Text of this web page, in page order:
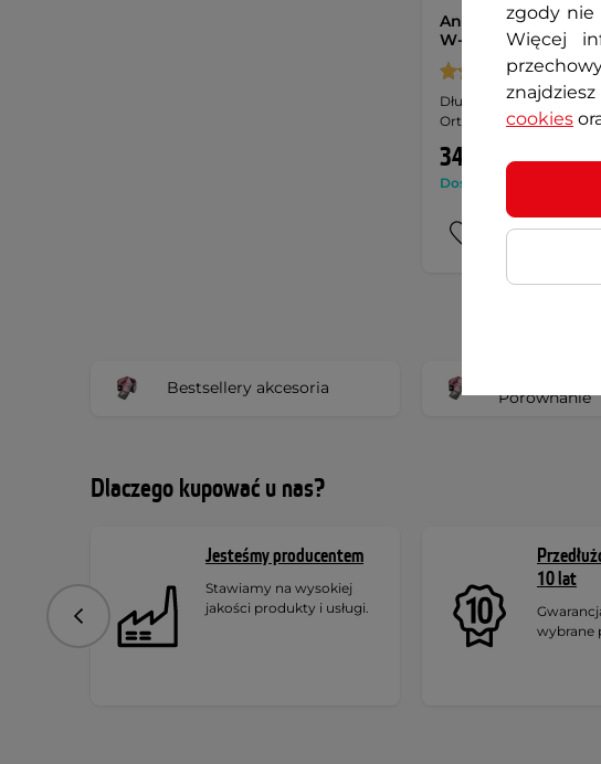
Anatomiczne
W-TEC Ortholite®
5(1)
Długotrwała absorpcja
Ortholite® z powłoką
34,90 zł
Dostępny – 11.8. u Ciebie
Bestsellery akcesoria
Porównanie
Dlaczego kupować u nas?
Jesteśmy producentem
Stawiamy na wysokiej
jakości produkty i usługi.
10 lat
wybrane
Poprzedni
zgody nie
Więcej
cookies